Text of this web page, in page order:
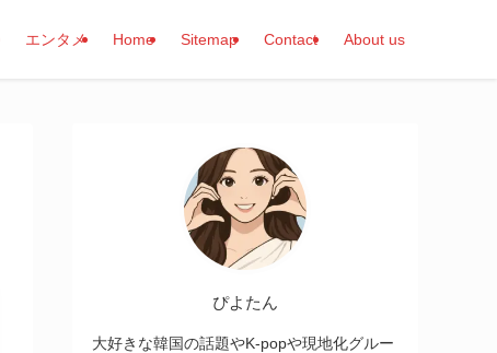
エンタメ Home Sitemap Contact About us
ぴよたん
大好きな韓国の話題やK-popや現地化グルー